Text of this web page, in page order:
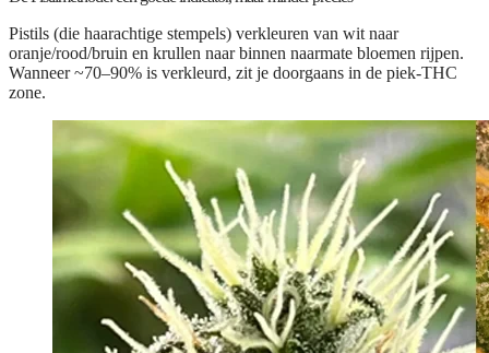
Pistils (die haarachtige stempels) verkleuren van wit naar
oranje/rood/bruin en krullen naar binnen naarmate bloemen rijpen.
Wanneer ~70–90% is verkleurd, zit je doorgaans in de piek-THC
zone.